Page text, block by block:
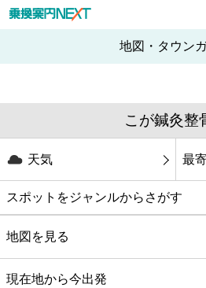
地図・タウン
こが鍼灸整
天気 最
スポットをジャンルからさがす
グルメ
映画
地図を見る
現在地から今出発